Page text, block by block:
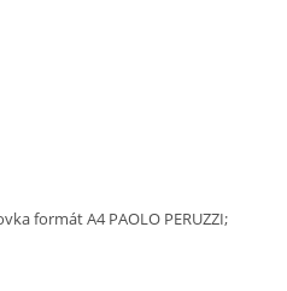
formát A4 PAOLO PERUZZI;